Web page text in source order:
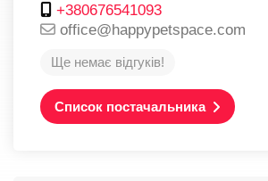
+380676541093
office@happypetspace.com
Ще немає відгуків!
Список постачальника